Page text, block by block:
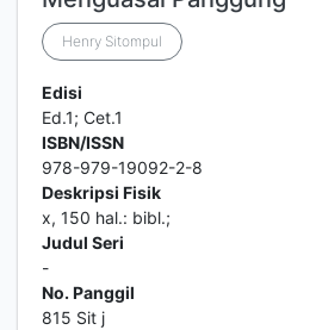
Henry Sitompul
Edisi
Ed.1; Cet.1
ISBN/ISSN
978-979-19092-2-8
Deskripsi Fisik
x, 150 hal.: bibl.;
Judul Seri
-
No. Panggil
815 Sit j